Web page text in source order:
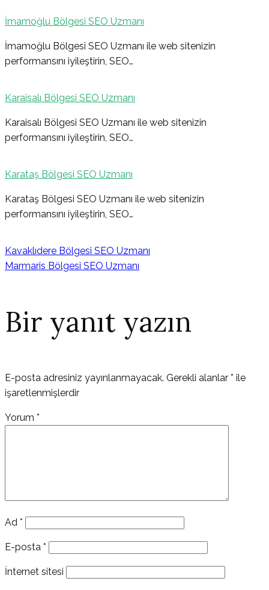
İmamoğlu Bölgesi SEO Uzmanı
İmamoğlu Bölgesi SEO Uzmanı ile web sitenizin
performansını iyileştirin, SEO…
Karaisalı Bölgesi SEO Uzmanı
Karaisalı Bölgesi SEO Uzmanı ile web sitenizin
performansını iyileştirin, SEO…
Karataş Bölgesi SEO Uzmanı
Karataş Bölgesi SEO Uzmanı ile web sitenizin
performansını iyileştirin, SEO…
Kavaklıdere Bölgesi SEO Uzmanı
Marmaris Bölgesi SEO Uzmanı
Bir yanıt yazın
E-posta adresiniz yayınlanmayacak. Gerekli alanlar * ile
işaretlenmişlerdir
Yorum *
Ad *
E-posta *
İnternet sitesi